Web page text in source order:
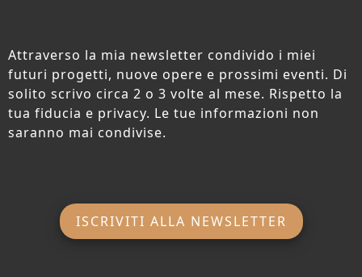
Attraverso la mia newsletter condivido i miei
futuri progetti, nuove opere e prossimi eventi. Di
solito scrivo circa 2 o 3 volte al mese. Rispetto la
tua fiducia e privacy. Le tue informazioni non
saranno mai condivise.
ISCRIVITI ALLA NEWSLETTER